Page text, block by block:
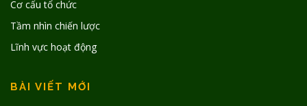
Cơ cấu tổ chức
Tầm nhìn chiến lược
Lĩnh vực hoạt động
BÀI VIẾT MỚI